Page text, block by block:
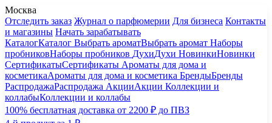
Москва
Отследить заказ Журнал о парфюмерии Для бизнеса Контакты
и магазины Начать зарабатывать
КаталогКаталог Выбрать ароматВыбрать аромат Наборы
пробниковНаборы пробников ДухиДухи НовинкиНовинки
СертификатыСертификаты Ароматы для дома и
косметикаАроматы для дома и косметика БрендыБренды
РаспродажаРаспродажа АкцииАкции Коллекции и
коллабыКоллекции и коллабы
100% бесплатная доставка от 2200 ₽ до ПВЗ